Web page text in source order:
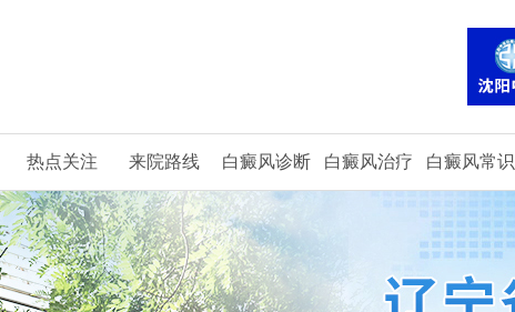
热点关注 来院路线 白癜风诊断 白癜风治疗 白癜风常识